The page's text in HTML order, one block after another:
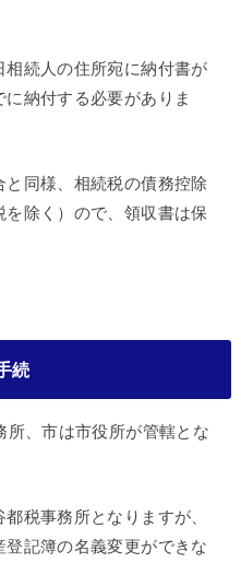
続人の住所宛に納付書が
納付する必要がありま
同様、相続税の債務控除
除く）ので、領収書は保
続
所、市は市役所が管轄とな
税事務所となりますが、
記簿の名義変更ができな